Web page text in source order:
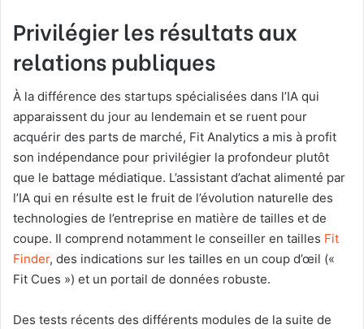
Privilégier les résultats aux
relations publiques
À la différence des startups spécialisées dans l’IA qui
apparaissent du jour au lendemain et se ruent pour
acquérir des parts de marché, Fit Analytics a mis à profit
son indépendance pour privilégier la profondeur plutôt
que le battage médiatique. L’assistant d’achat alimenté par
l’IA qui en résulte est le fruit de l’évolution naturelle des
technologies de l’entreprise en matière de tailles et de
coupe. Il comprend notamment le conseiller en tailles Fit
Finder, des indications sur les tailles en un coup d’œil («
Fit Cues ») et un portail de données robuste.
Des tests récents des différents modules de la suite de